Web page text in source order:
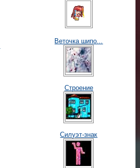
Веточка шипо...
Строение
Силуэт-знак